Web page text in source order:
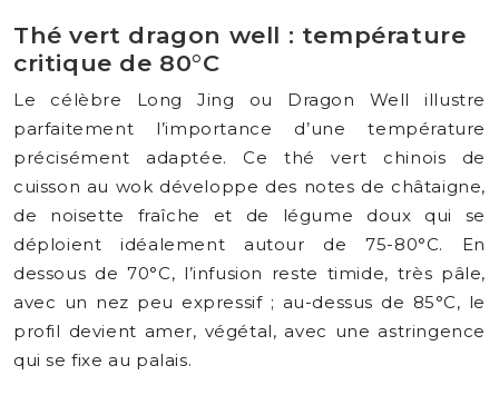
Thé vert dragon well : température
critique de 80°C
Le célèbre Long Jing ou Dragon Well illustre
parfaitement l’importance d’une température
précisément adaptée. Ce thé vert chinois de
cuisson au wok développe des notes de châtaigne,
de noisette fraîche et de légume doux qui se
déploient idéalement autour de 75-80°C. En
dessous de 70°C, l’infusion reste timide, très pâle,
avec un nez peu expressif ; au-dessus de 85°C, le
profil devient amer, végétal, avec une astringence
qui se fixe au palais.